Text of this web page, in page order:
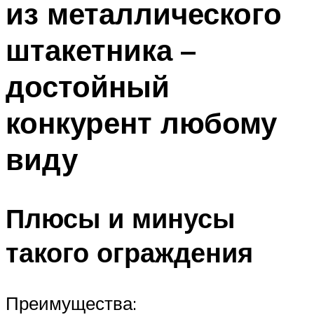
из металлического
штакетника –
достойный
конкурент любому
виду
Плюсы и минусы
такого ограждения
Преимущества: